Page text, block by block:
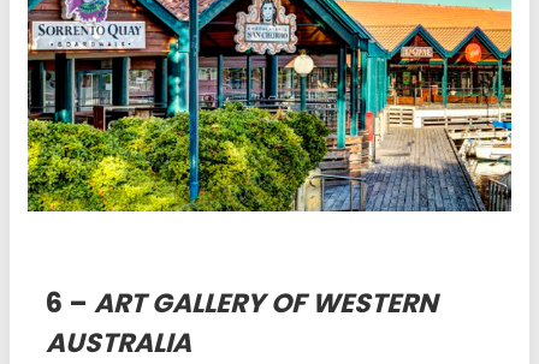
6 – ART GALLERY OF WESTERN
AUSTRALIA